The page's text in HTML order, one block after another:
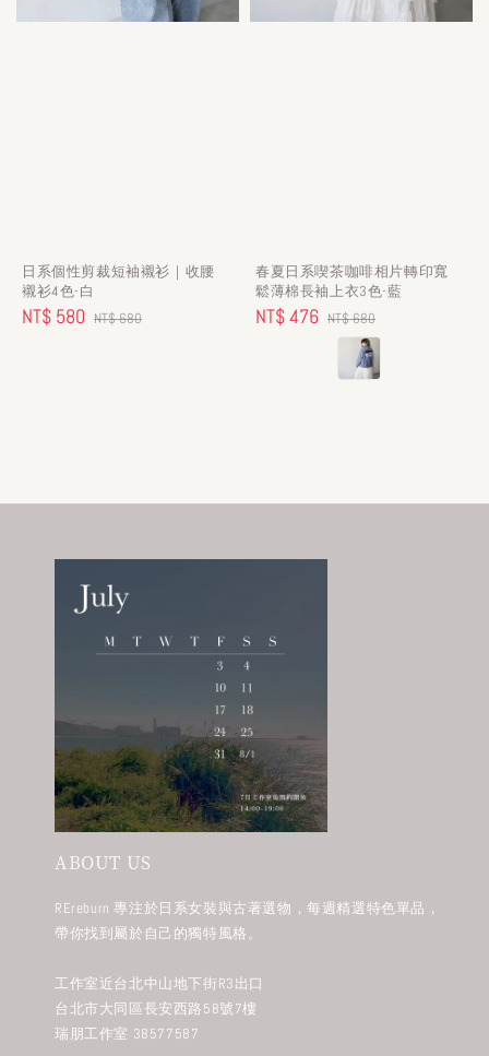
日系個性剪裁短袖襯衫｜收腰
襯衫4色-白
Sale
NT$ 580 Regular
NT$ 680
春夏日系喫茶咖啡相片轉印寬
鬆薄棉長袖上衣3色-藍
Sale
NT$ 476 Regular
price
NT$ 680
ABOUT US
REreburn 專注於日系女裝與古著選物，每週精選特色單品，
帶你找到屬於自己的獨特風格。
工作室近台北中山地下街R3出口
台北市大同區長安西路58號7樓
瑞朋工作室 38577587